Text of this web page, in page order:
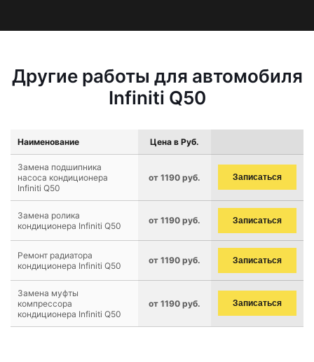
Другие работы для автомобиля
Infiniti Q50
Наименование Цена в Руб.
Замена подшипника
насоса кондиционера
Infiniti Q50
от 1190 руб. Записаться
Замена ролика
кондиционера Infiniti Q50
от 1190 руб. Записаться
Ремонт радиатора
кондиционера Infiniti Q50
от 1190 руб. Записаться
Замена муфты
компрессора
кондиционера Infiniti Q50
от 1190 руб. Записаться